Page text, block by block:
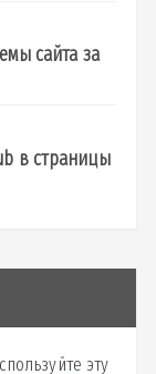
сайта за
в страницы
эту